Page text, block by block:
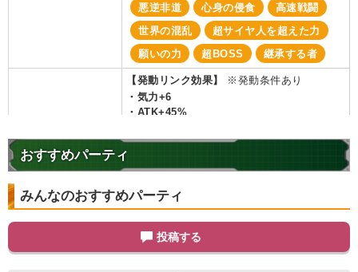
悪逆非道
心身の侵食
高速戦闘
世界の混乱
超サイヤ人を超えた力
願いの力
超BOSS 継承する者
分身速ロゼ
【発動リンク効果】
※発動条件あり
・ 気力+6
・ ATK+45%
【一致するリンクスキル(
絶望の未来
恐怖と絶望
悪夢
超サイヤ人
限界突破
【一致するカテゴリー(
神次元
未来編
時空を超えし者
おすすめパーティ
みんなのおすすめパーティ
投稿する